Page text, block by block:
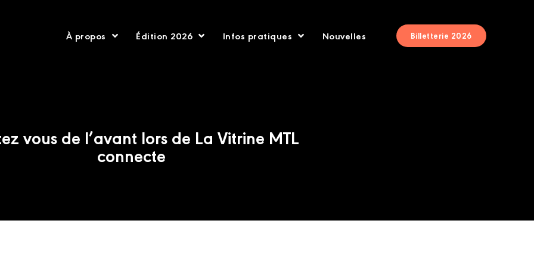
À propos Édition 2026 Infos pratiques Nouvelles Billetterie 2026
vous de l’avant lors de La Vitrine MTL
connecte